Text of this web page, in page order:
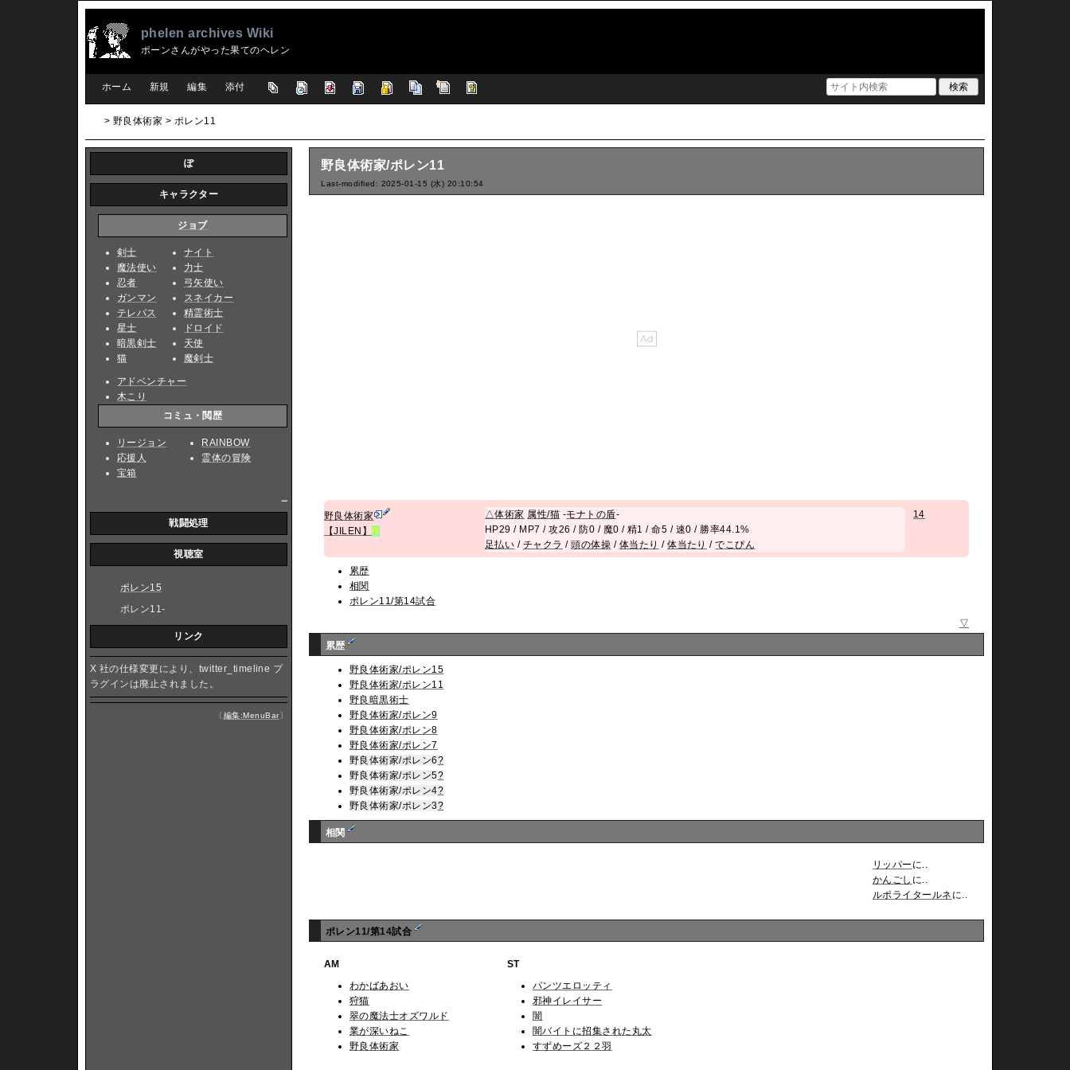
phelen archives Wiki
ポーンさんがやった果てのヘレン
ホーム 新規 編集 添付
> 野良体術家 > ポレン11
野良体術家/ポレン11
Last-modified: 2025-01-15 (水) 20:10:54
野良体術家
【JILEN】 R
△体術家 属性/猫 -モナトの盾-
HP29 / MP7 / 攻26 / 防0 / 魔0 / 精1 / 命5 / 速0 / 勝率44.1%
足払い / チャクラ /頭の体操 / 体当たり /体当たり /でこぴん
14
累歴
相関
ポレン11/第14試合
▽
累歴
野良体術家/ポレン15
野良体術家/ポレン11
野良暗黒術士
野良体術家/ポレン9
野良体術家/ポレン8
野良体術家/ポレン7
野良体術家/ポレン6?
野良体術家/ポレン5?
野良体術家/ポレン4?
野良体術家/ポレン3?
相関
リッパー に..
かんごし に..
ルポライタールネ に..
ポレン11/第14試合
AM
わかばあおい
狩猫
翠の魔法士オズワルド
業が深いねこ
野良体術家
ST
パンツエロッティ
邪神イレイサー
闇
闇バイトに招集された丸太
すずめーズ２２羽
ぽ
キャラクター
ジョブ
剣士
魔法使い
忍者
ガンマン
テレパス
星士
暗黒剣士
猫
ナイト
力士
弓矢使い
スネイカー
精霊術士
ドロイド
天使
魔剣士
アドベンチャー
木こり
コミュ・閲歴
リージョン
応援人
宝箱
RAINBOW
霊体の冒険
戦闘処理
視聴室
ポレン15
ポレン11-
リンク
X 社の仕様変更により、twitter_timeline プ
ラグインは廃止されました。
〔編集:MenuBar〕